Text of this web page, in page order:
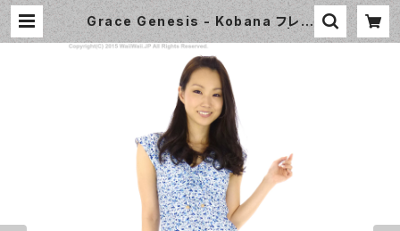
Grace Genesis - Kobana フレン
チスリーブ（4131 - 70:ブルー） | W
aiiWaii Swimwear Shop（ワイワ
イ水着）